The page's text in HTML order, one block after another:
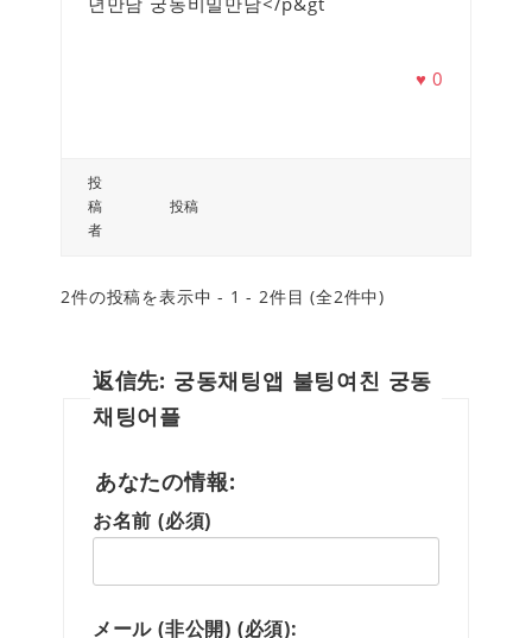
♥0
投
稿
者
投稿
2件の投稿を表示中 - 1 - 2件目 (全2件中)
返信先: 궁동채팅앱 불팅여친 궁동
채팅어플
あなたの情報:
お名前 (必須)
メール (非公開) (必須):